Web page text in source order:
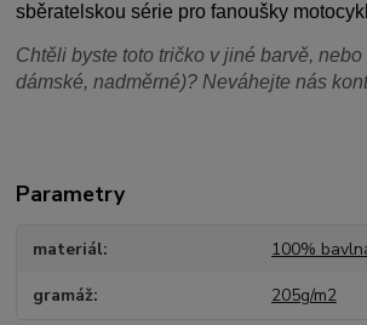
sběratelskou série pro fanoušky
Chtěli byste toto tričko v jiné barvě,
dámské, nadměrné)? Neváhejte nás
Parametry
materiál 100%
gramáž 205g/m2